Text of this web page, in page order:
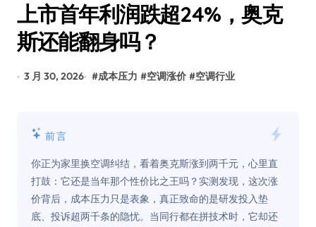
上市首年利润跌超24%，奥克
斯还能翻身吗？
3 月 30, 2026 #成本压力 #空调涨价 #空调行业
前言
你正为家里换空调纠结，看着奥克斯涨到两千元，心里直
打鼓：它还是当年那个性价比之王吗？实测发现，这次涨
价背后，成本压力只是表象，真正致命的是研发投入垫
底、投诉超两千条的隐忧。当同行都在拼技术时，它却还